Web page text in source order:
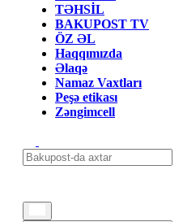
TƏHSİL
BAKUPOST TV
ÖZ ƏL
Haqqımızda
Əlaqə
Namaz Vaxtları
Peşə etikası
Zəngimcell